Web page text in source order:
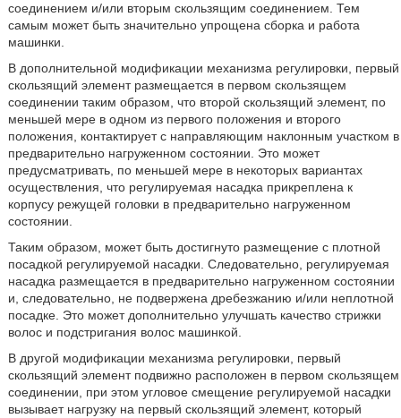
соединением и/или вторым скользящим соединением. Тем
самым может быть значительно упрощена сборка и работа
машинки.
В дополнительной модификации механизма регулировки, первый
скользящий элемент размещается в первом скользящем
соединении таким образом, что второй скользящий элемент, по
меньшей мере в одном из первого положения и второго
положения, контактирует с направляющим наклонным участком в
предварительно нагруженном состоянии. Это может
предусматривать, по меньшей мере в некоторых вариантах
осуществления, что регулируемая насадка прикреплена к
корпусу режущей головки в предварительно нагруженном
состоянии.
Таким образом, может быть достигнуто размещение с плотной
посадкой регулируемой насадки. Следовательно, регулируемая
насадка размещается в предварительно нагруженном состоянии
и, следовательно, не подвержена дребезжанию и/или неплотной
посадке. Это может дополнительно улучшать качество стрижки
волос и подстригания волос машинкой.
В другой модификации механизма регулировки, первый
скользящий элемент подвижно расположен в первом скользящем
соединении, при этом угловое смещение регулируемой насадки
вызывает нагрузку на первый скользящий элемент, который